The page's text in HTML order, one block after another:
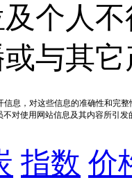
个人
与其
息，对这些信息的准确性和完
对使用网站信息及其内容所引
指数 价